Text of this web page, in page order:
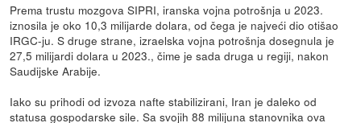
Prema trustu mozgova SIPRI, iranska vojna potrošnja u 2023.
iznosila je oko 10,3 milijarde dolara, od čega je najveći dio otišao
IRGC-ju. S druge strane, izraelska vojna potrošnja dosegnula je
27,5 milijardi dolara u 2023., čime je sada druga u regiji, nakon
Saudijske Arabije.
Iako su prihodi od izvoza nafte stabilizirani, Iran je daleko od
statusa gospodarske sile. Sa svojih 88 milijuna stanovnika ova